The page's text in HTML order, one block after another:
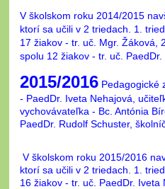
V školskom roku 2014/2015
ktorí sa učili v 2 triedach. 1.
17 žiakov - tr. uč. Mgr. Žáková,
spolu 12 žiakov - tr. uč.
2015/2016 Pedagogické
- PaedDr. Iveta Nehajová,
vychovávateľka - Bc. Antónia
PaedDr. Rudolf Schuster,
V školskom roku 2015/2016
ktorí sa učili v 2 triedach. 1.
16 žiakov - tr. uč. PaedDr.